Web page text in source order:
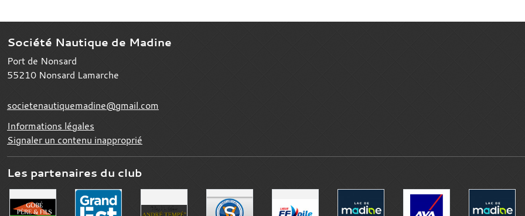
Société Nautique de Madine
Port de Nonsard
55210 Nonsard Lamarche
societenautiquemadine@gmail.com
Informations légales
Signaler un contenu inapproprié
Les partenaires du club